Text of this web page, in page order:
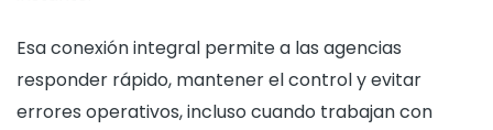
Esa conexión integral permite a las agencias
responder rápido, mantener el control y evitar
errores operativos, incluso cuando trabajan con